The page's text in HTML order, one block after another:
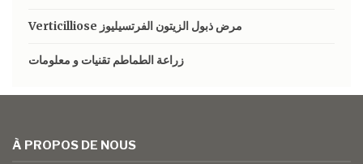
Verticilliose مرض ذبول الزيتون الفرتسيليوز
زراعة الطماطم تقنيات و معلومات
À PROPOS DE NOUS